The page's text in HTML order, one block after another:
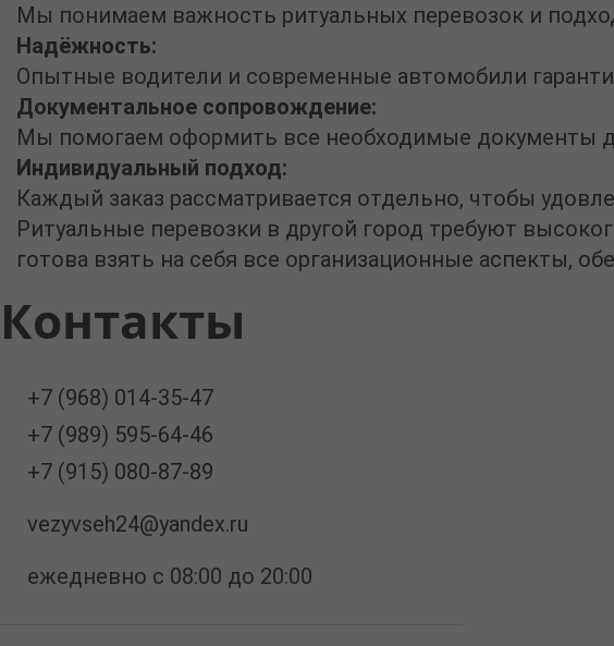
Мы понимаем важность ритуальных перевозок и
Надёжность:
Опытные водители и современные автомобили
Документальное сопровождение:
Мы помогаем оформить все необходимые документы
Индивидуальный подход:
Каждый заказ рассматривается отдельно, чтобы
Ритуальные перевозки в другой город требуют
готова взять на себя все организационные аспекты,
Контакты
+7 (968) 014-35-47
+7 (989) 595-64-46
+7 (915) 080-87-89
vezyvseh24@yandex.ru
ежедневно с 08:00 до 20:00